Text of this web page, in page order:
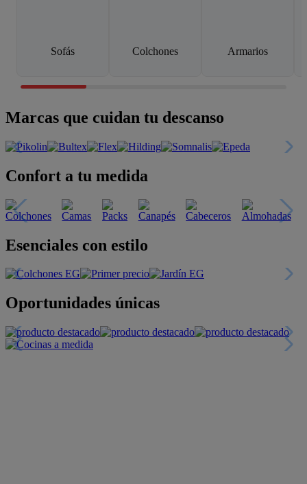
Sofás Colchones Armarios
Marcas que cuidan tu descanso
Confort a tu medida
Esenciales con estilo
Oportunidades únicas